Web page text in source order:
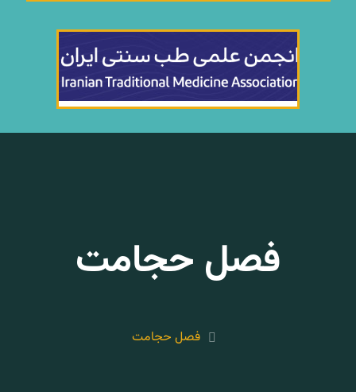
فصل حجامت
فصل حجامت